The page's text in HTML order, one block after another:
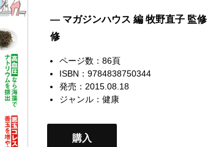
— マガジンハウス 編 牧野直子 監
修
ページ数：86頁
ISBN：9784838750344
発売：2015.08.18
ジャンル： 健康
購入